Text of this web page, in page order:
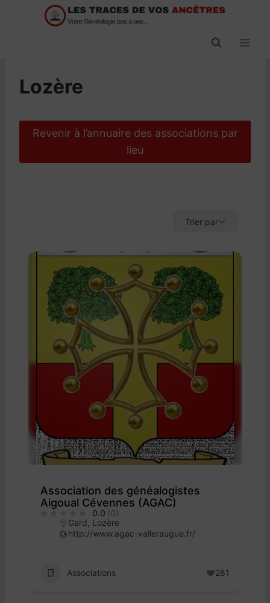
Lozère
Revenir à l’annuaire des associations par
lieu
Trier par
Association des généalogistes
Aigoual Cévennes (AGAC)
0.0 (0)
Gard Lozère
http://www.agac-valleraugue.fr/
Associations 281